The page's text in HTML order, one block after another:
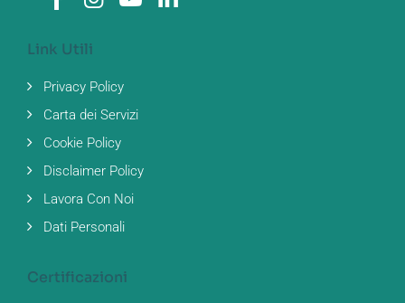
Link Utili
Privacy Policy
Carta dei Servizi
Cookie Policy
Disclaimer Policy
Lavora Con Noi
Dati Personali
Certificazioni